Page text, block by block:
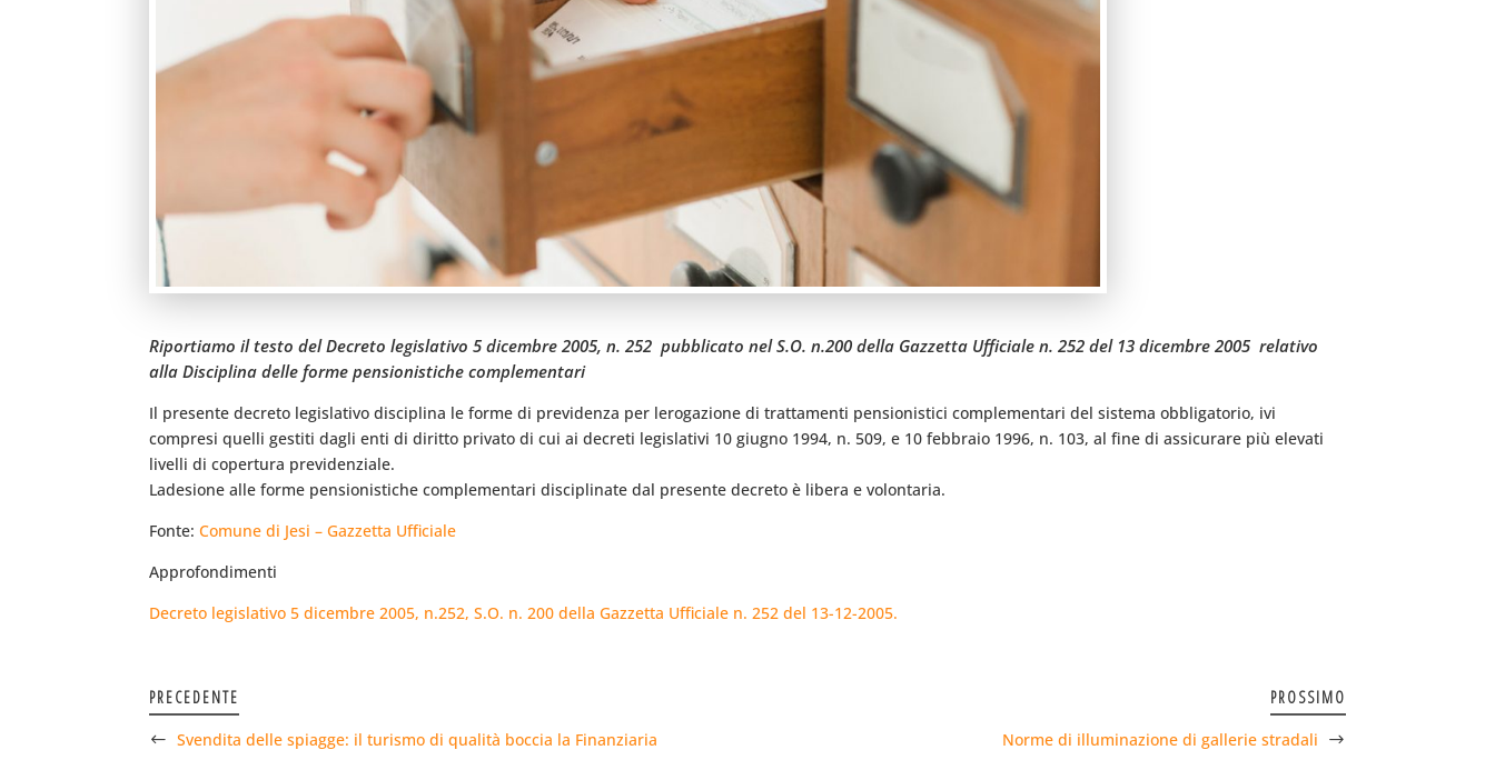
Riportiamo il testo del Decreto legislativo 5 dicembre 2005, n. 252  pubblicato nel S.O. n.200 della Gazzetta Ufficiale n. 252 del 13 dicembre 2005  relativo
alla Disciplina delle forme pensionistiche complementari
Il presente decreto legislativo disciplina le forme di previdenza per lerogazione di trattamenti pensionistici complementari del sistema obbligatorio, ivi
compresi quelli gestiti dagli enti di diritto privato di cui ai decreti legislativi 10 giugno 1994, n. 509, e 10 febbraio 1996, n. 103, al fine di assicurare più elevati
livelli di copertura previdenziale.
Ladesione alle forme pensionistiche complementari disciplinate dal presente decreto è libera e volontaria.
Fonte:Comune di Jesi – Gazzetta Ufficiale
Approfondimenti
Decreto legislativo 5 dicembre 2005, n.252, S.O. n. 200 della Gazzetta Ufficiale n. 252 del 13-12-2005.
PRECEDENTE
Svendita delle spiagge: il turismo di qualità boccia la Finanziaria
PROSSIMO
Norme di illuminazione di gallerie stradali